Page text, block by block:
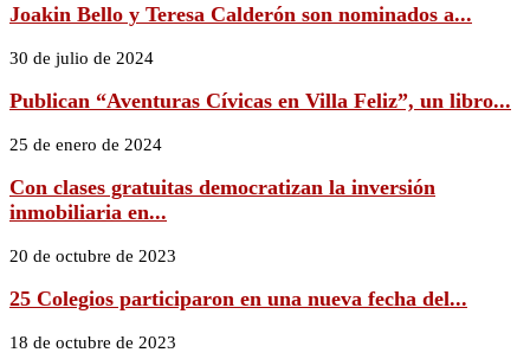
Joakin Bello y Teresa Calderón son nominados a...
30 de julio de 2024
Publican “Aventuras Cívicas en Villa Feliz”, un libro...
25 de enero de 2024
Con clases gratuitas democratizan la inversión
inmobiliaria en...
20 de octubre de 2023
25 Colegios participaron en una nueva fecha del...
18 de octubre de 2023